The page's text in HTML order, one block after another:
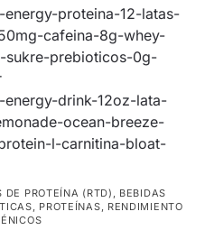
DE PROTEÍNA (RTD) , BEBIDAS
, PROTEÍNAS, RENDIMIENTO